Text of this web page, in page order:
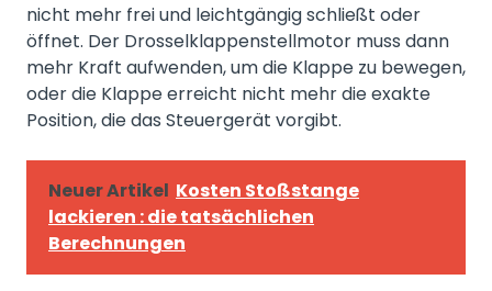
nicht mehr frei und leichtgängig schließt oder
öffnet. Der Drosselklappenstellmotor muss dann
mehr Kraft aufwenden, um die Klappe zu bewegen,
oder die Klappe erreicht nicht mehr die exakte
Position, die das Steuergerät vorgibt.
Neuer Artikel Kosten Stoßstange
lackieren : die tatsächlichen
Berechnungen